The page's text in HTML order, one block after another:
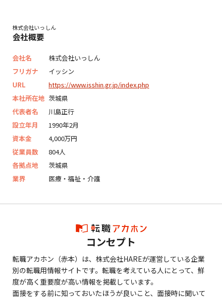
株式会社いっしん
会社概要
会社名
株式会社いっしん
フリガナ
イッシン
URL
https://www.isshin.gr.jp/index.php
本社所在地 茨城県
代表者名
川島正行
設立年月
1990年2月
資本金
4,000万円
従業員数
804人
各拠点地
茨城県
業界
医療・福祉・介護
コンセプト
転職アカホン（赤本）は、株式会社HAREが運営している企業
別の転職用情報サイトです。転職を考えている人にとって、鮮
度が高く重要度が高い情報を掲載しています。
面接をする前に知っておいたほうが良いこと、面接時に聞いて